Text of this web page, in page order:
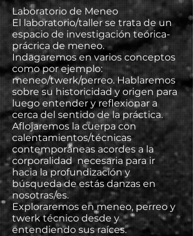
Laboratorio de Meneo
El laboratorio/taller se trata de un
espacio de investigación teórica-
prácrica de meneo.
Indagaremos en varios conceptos
como por ejemplo:
meneo/twerk/perreo. Hablaremos
sobre su historicidad y origen para
luego entender y reflexionar a
cerca del sentido de la práctica.
Aflojaremos la cuerpa con
calentamientos/técnicas
contemporáneas acordes a la
corporalidad necesaria para ir
hacia la profundización y
búsqueda de estás danzas en
nosotras/es.
Exploraremos en meneo, perreo y
twerk técnico desde y
entendiendo sus raíces.